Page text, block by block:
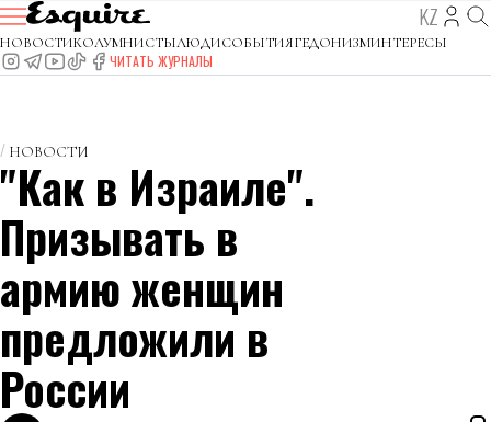
KZ
НОВОСТИКОЛУМНИСТЫЛЮДИСОБЫТИЯГЕДОНИЗМИНТЕРЕСЫ
ЧИТАТЬ ЖУРНАЛЫ
НОВОСТИ
"Как в Израиле".
Призывать в
армию женщин
предложили в
России